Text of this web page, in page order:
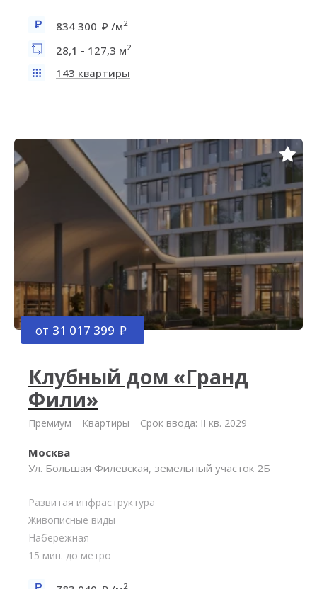
834 300 /м2
28,1 - 127,3 м2
143 квартиры
от 31 017 399
Клубный дом «Гранд
Фили»
Премиум Квартиры Срок ввода: II кв. 2029
Москва
Ул. Большая Филевская, земельный участок 2Б
Развитая инфраструктура
Живописные виды
Набережная
15 мин. до метро
2